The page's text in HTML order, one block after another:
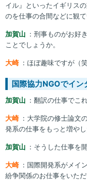
イル』といったイギリス
のを仕事の合間などに観て
加賀山 ：刑事ものがお好
ことでしょうか。
大崎 ：ほぼ趣味ですが（笑
国際協力NGOでイン
加賀山 ：翻訳の仕事でこ
大崎 ：大学院の修士論文
発系の仕事をもっと増やし
加賀山 ：そうした仕事を
大崎 ：国際開発系がメイ
紛争関係のお仕事をいた